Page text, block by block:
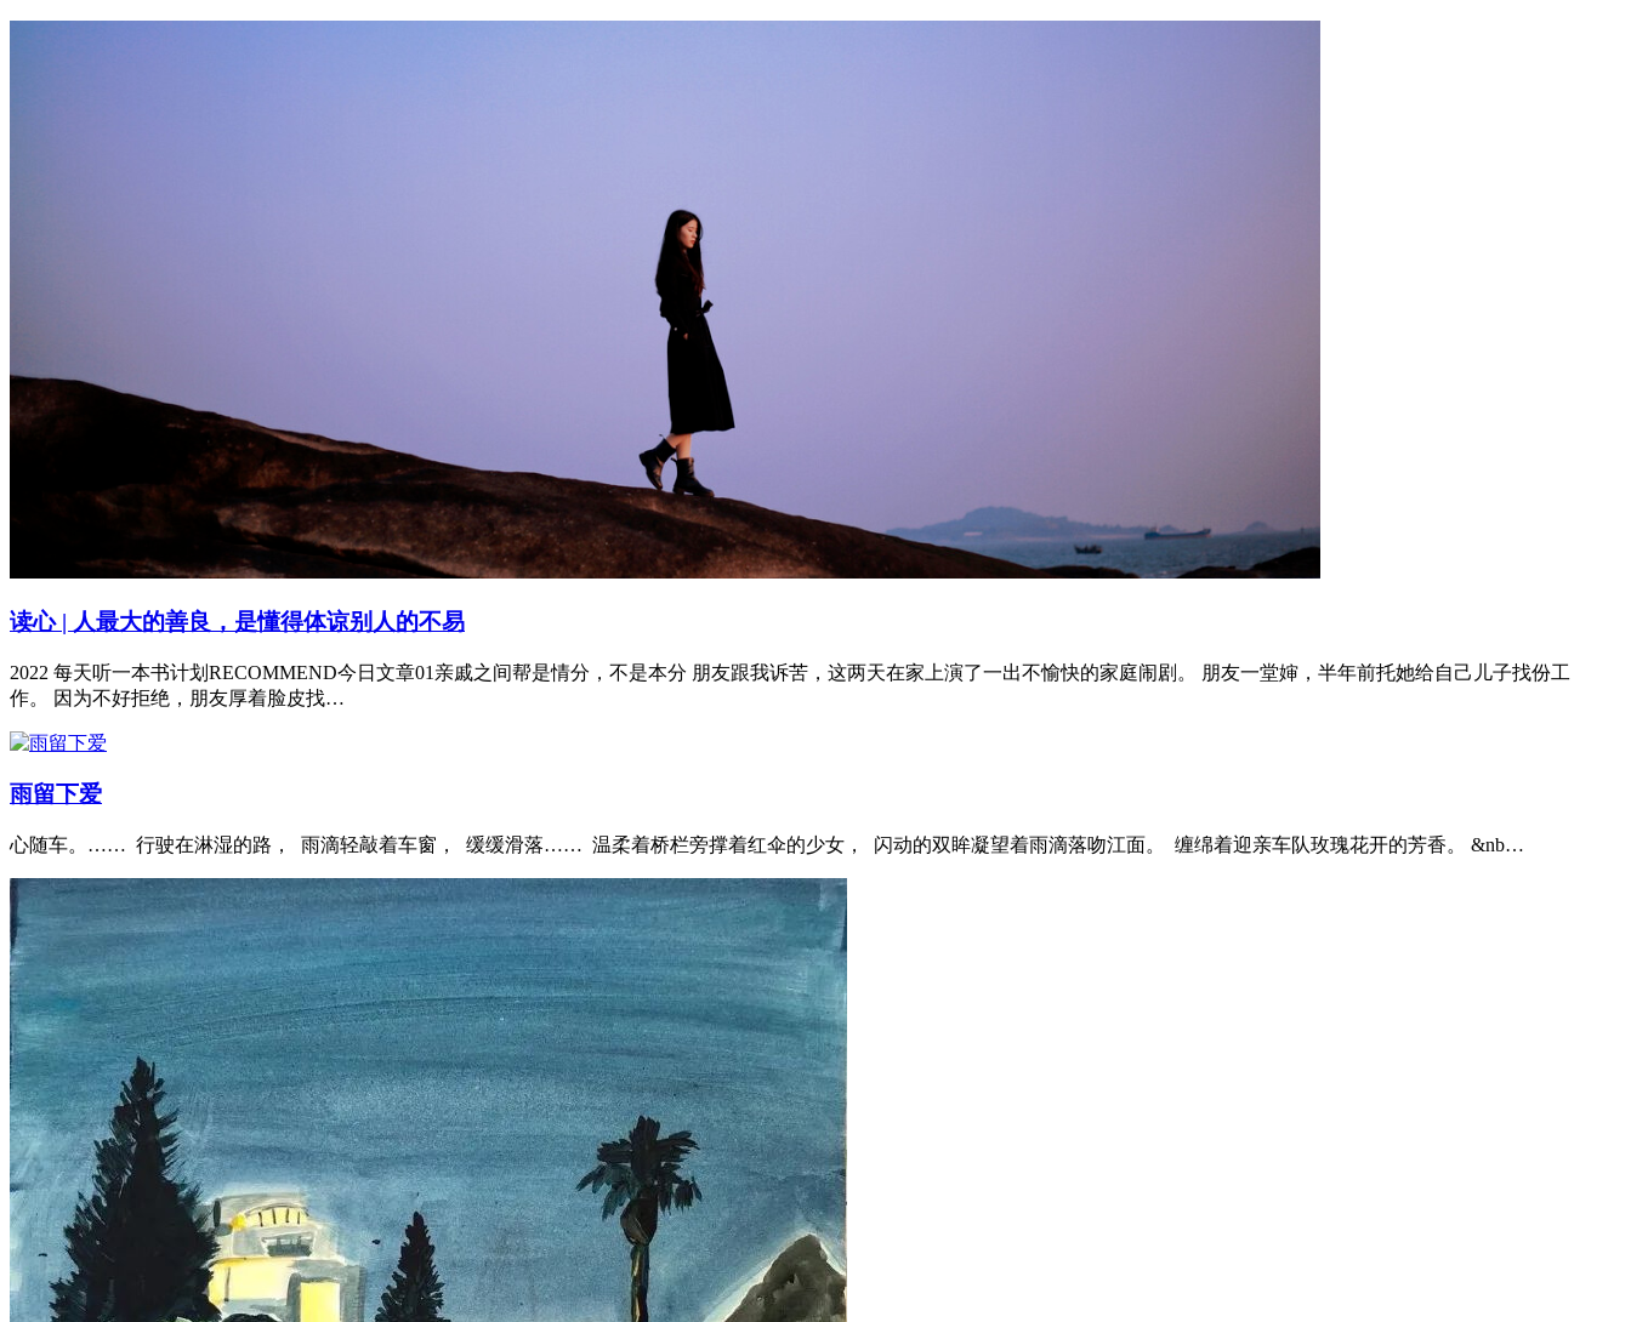
读心 | 人最大的善良，是懂得体谅别人的不易
2022 每天听一本书计划RECOMMEND今日文章01亲戚之间帮是情分，不是本分 朋友跟我诉苦，这两天在家上演了一出不愉快的家庭闹剧。 朋友一堂婶，半年前托她给自己儿子找份工
作。 因为不好拒绝，朋友厚着脸皮找…
雨留下爱
心随车。…… 行驶在淋湿的路， 雨滴轻敲着车窗， 缓缓滑落…… 温柔着桥栏旁撑着红伞的少女， 闪动的双眸凝望着雨滴落吻江面。 缠绵着迎亲车队玫瑰花开的芳香。 &nb…